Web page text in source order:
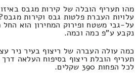
מהו תעריף הובלה של קירות מגבס
עלויות העברת פלטות גבס וקירות
נקבע ע"פ כמה וכמה.
כמה עולה העברה של ריצוף בעיר ניר
תעריף הובלת ריצוף בסיפוח העלאה
לכל הפחות 390 שקלים.